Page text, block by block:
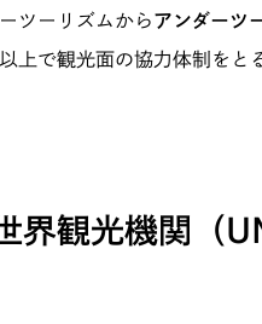
ツーリズムからアンダーツ
上で観光面の協力体制をと
界観光機関（